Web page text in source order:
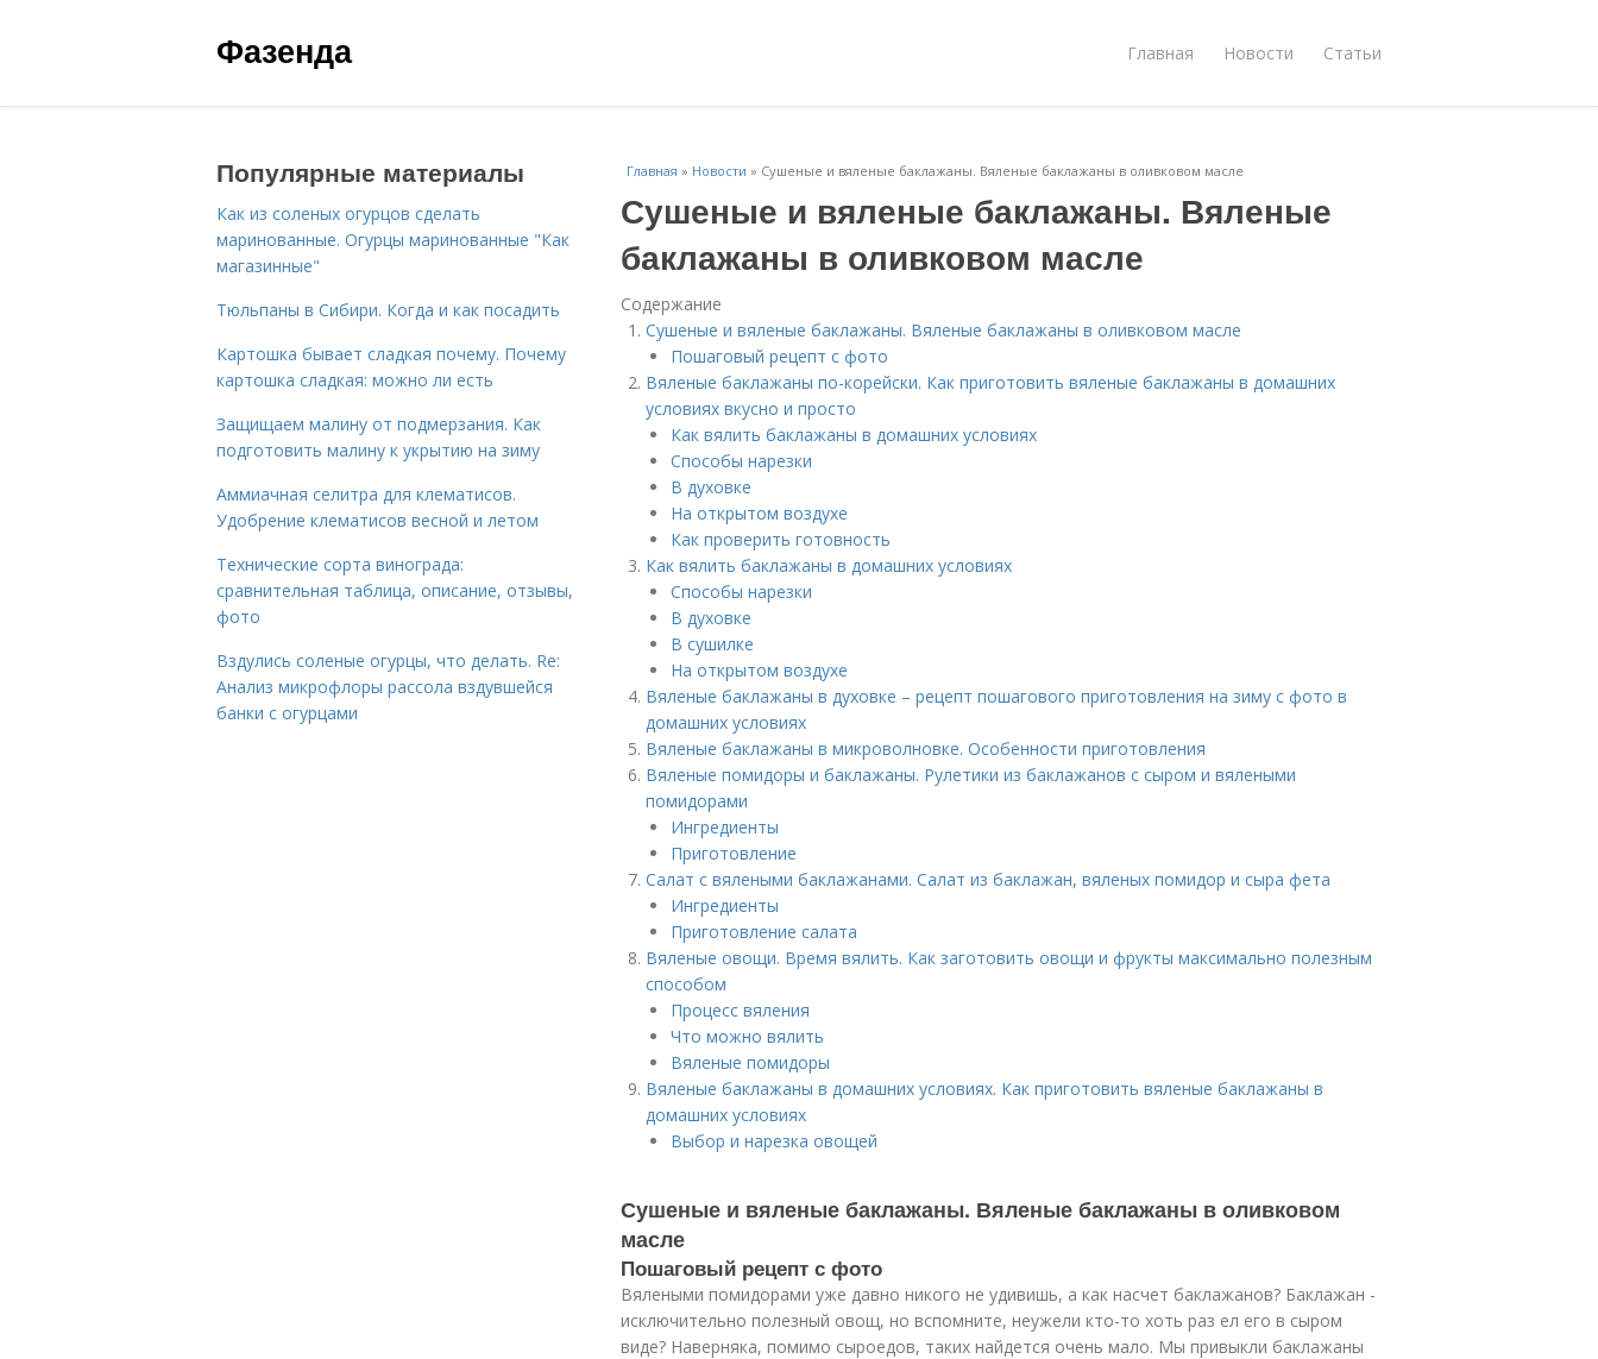
Фазенда Главная Новости Статьи
Главная » Новости » Сушеные и вяленые баклажаны. Вяленые баклажаны в оливковом масле
Сушеные и вяленые баклажаны. Вяленые
баклажаны в оливковом масле
Содержание
Сушеные и вяленые баклажаны. Вяленые баклажаны в оливковом масле
Пошаговый рецепт с фото
Вяленые баклажаны по-корейски. Как приготовить вяленые баклажаны в домашних
условиях вкусно и просто
Как вялить баклажаны в домашних условиях
Способы нарезки
В духовке
На открытом воздухе
Как проверить готовность
Как вялить баклажаны в домашних условиях
Способы нарезки
В духовке
В сушилке
На открытом воздухе
Вяленые баклажаны в духовке – рецепт пошагового приготовления на зиму с фото в
домашних условиях
Вяленые баклажаны в микроволновке. Особенности приготовления
Вяленые помидоры и баклажаны. Рулетики из баклажанов с сыром и вялеными
помидорами
Ингредиенты
Приготовление
Салат с вялеными баклажанами. Салат из баклажан, вяленых помидор и сыра фета
Ингредиенты
Приготовление салата
Вяленые овощи. Время вялить. Как заготовить овощи и фрукты максимально полезным
способом
Процесс вяления
Что можно вялить
Вяленые помидоры
Вяленые баклажаны в домашних условиях. Как приготовить вяленые баклажаны в
домашних условиях
Выбор и нарезка овощей
Сушеные и вяленые баклажаны. Вяленые баклажаны в оливковом
масле
Пошаговый рецепт с фото
Вялеными помидорами уже давно никого не удивишь, а как насчет баклажанов? Баклажан -
исключительно полезный овощ, но вспомните, неужели кто-то хоть раз ел его в сыром
виде? Наверняка, помимо сыроедов, таких найдется очень мало. Мы привыкли баклажаны
Популярные материалы
Как из соленых огурцов сделать
маринованные. Огурцы маринованные "Как
магазинные"
Тюльпаны в Сибири. Когда и как посадить
Картошка бывает сладкая почему. Почему
картошка сладкая: можно ли есть
Защищаем малину от подмерзания. Как
подготовить малину к укрытию на зиму
Аммиачная селитра для клематисов.
Удобрение клематисов весной и летом
Технические сорта винограда:
сравнительная таблица, описание, отзывы,
фото
Вздулись соленые огурцы, что делать. Re:
Анализ микрофлоры рассола вздувшейся
банки с огурцами